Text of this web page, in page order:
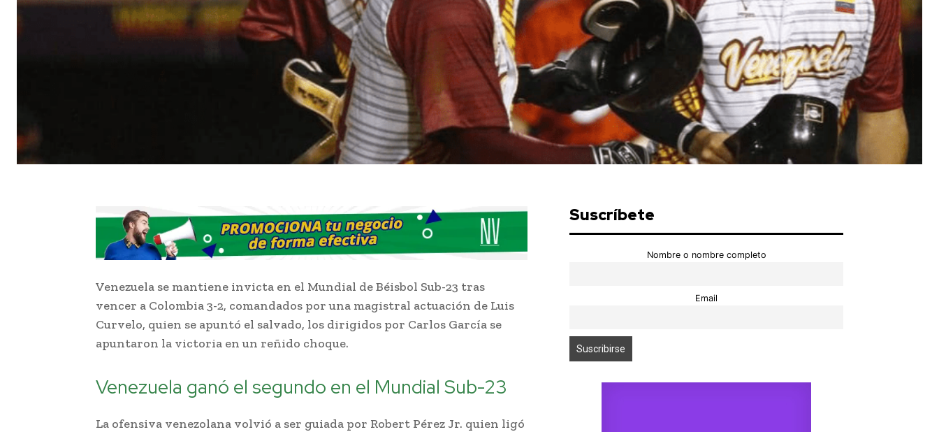
Venezuela se mantiene invicta en el Mundial de Béisbol Sub-23 tras
vencer a Colombia 3-2, comandados por una magistral actuación de Luis
Curvelo, quien se apuntó el salvado, los dirigidos por Carlos García se
apuntaron la victoria en un reñido choque.
Venezuela ganó el segundo en el Mundial Sub-23
La ofensiva venezolana volvió a ser guiada por Robert Pérez Jr. quien ligó
Suscríbete
Nombre o nombre completo
Email